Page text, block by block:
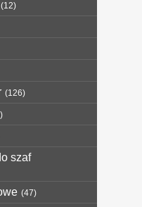
(12)
(126)
szaf
(47)